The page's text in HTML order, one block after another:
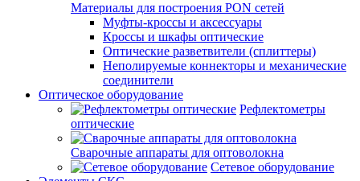
Материалы для построения PON сетей
Муфты-кроссы и аксессуары
Кроссы и шкафы оптические
Оптические разветвители (сплиттеры)
Неполируемые коннекторы и механические
соединители
Оптическое оборудование
Рефлектометры
оптические
Сварочные аппараты для оптоволокна
Сетевое оборудование